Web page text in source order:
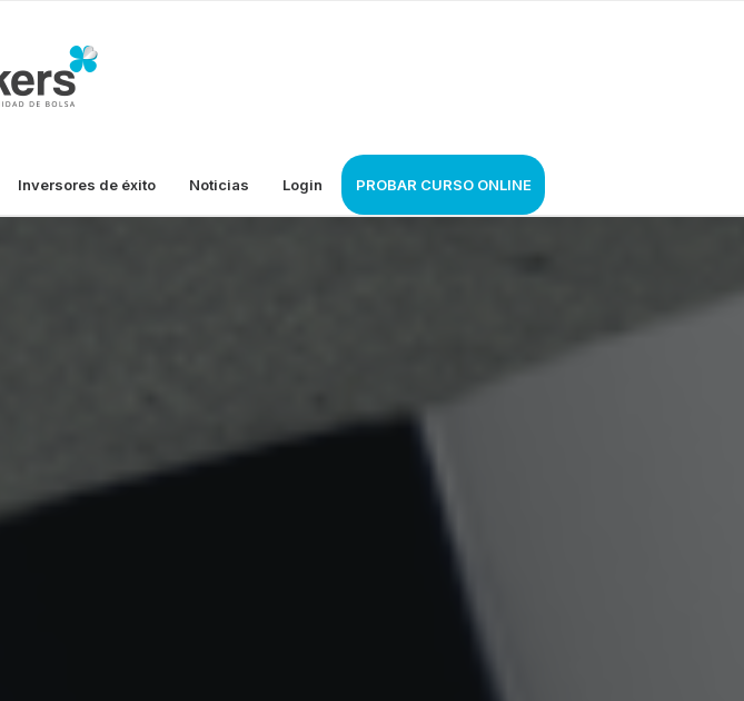
Inversores de éxito Noticias Login PROBAR CURSO ONLINE